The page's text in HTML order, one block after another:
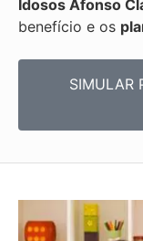
Idosos Afonso
benefício e os
SIMULAR